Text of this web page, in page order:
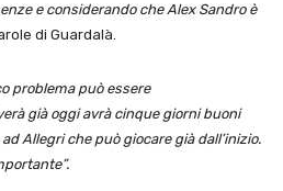
e considerando che Alex Sandro è
di Guardalà.
problema può essere
già oggi avrà cinque giorni buoni
Allegri che può giocare già dall’inizio.